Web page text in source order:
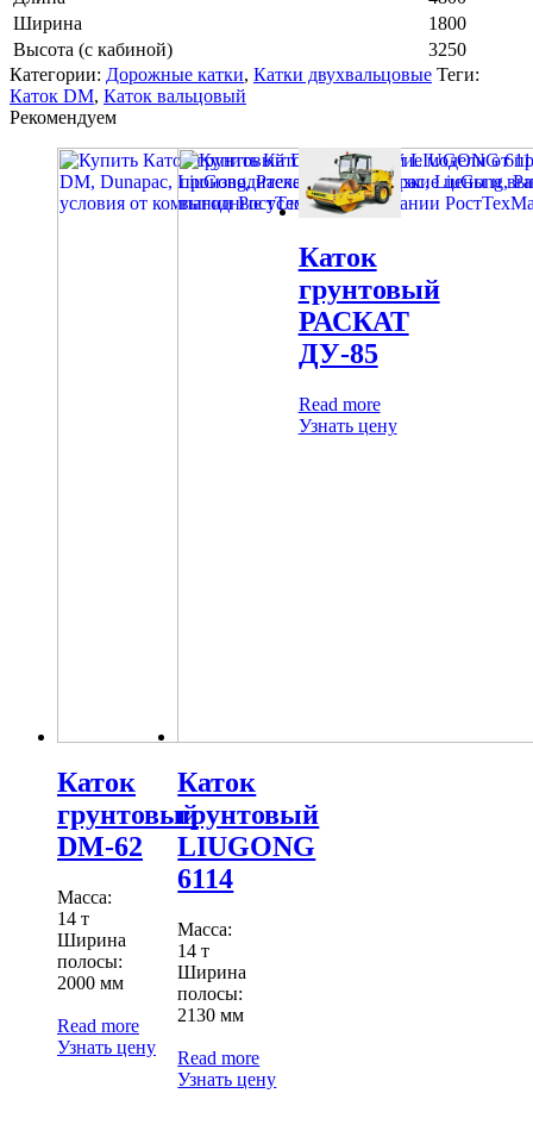
Ширина
1800
Высота (с кабиной)
3250
Категории: Дорожные катки, Катки двухвальцовые Теги:
Каток DM, Каток вальцовый
Рекомендуем
Каток
грунтовый
DM-62
Масса:
14 т
Ширина
полосы:
2000 мм
Read more
Узнать цену
Каток
грунтовый
LIUGONG
6114
Масса:
14 т
Ширина
полосы:
2130 мм
Read more
Узнать цену
Каток
грунтовый
РАСКАТ
ДУ-85
Read more
Узнать цену